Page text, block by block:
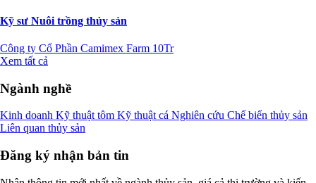
Kỹ sư Nuôi trồng thủy sản
Công ty Cổ Phần Camimex Farm 10Tr
Xem tất cả
Ngành nghề
Kinh doanh Kỹ thuật tôm Kỹ thuật cá Nghiên cứu Chế biến thủy sản
Liên quan thủy sản
Đăng ký nhận bản tin